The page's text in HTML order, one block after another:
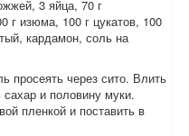
3 яйца, 70 г
г изюма, 100 г цукатов, 100
кардамон, соль на
просеять через сито. Влить
и половину муки.
пленкой и поставить в